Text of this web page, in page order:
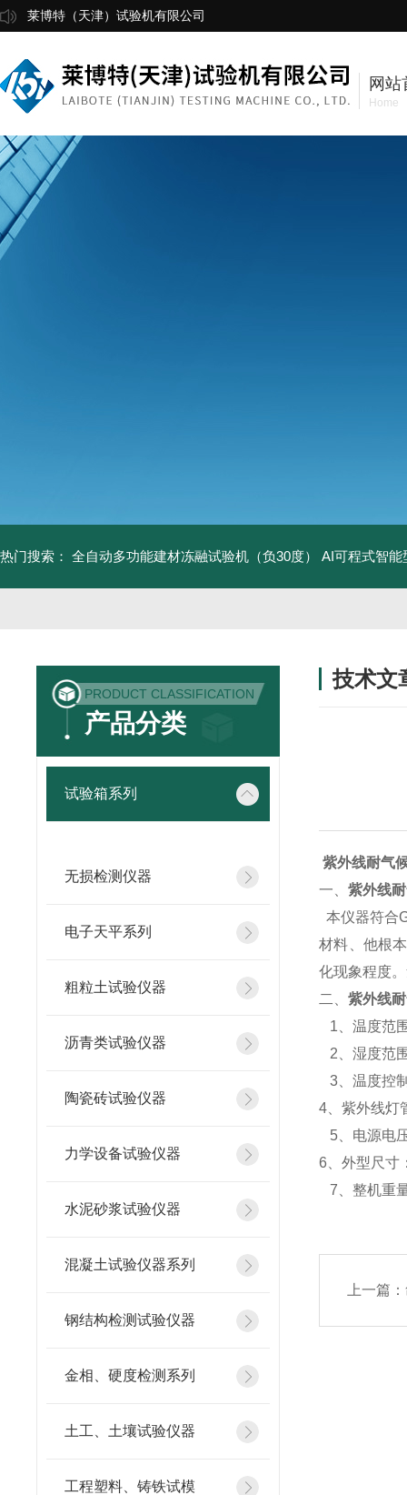
莱博特（天津）试验机有限公司
网站
Home
热门搜索： 全自动多功能建材冻融试验机（负30度） AI可程式智能
PRODUCT CLASSIFICATION
产品分类
试验箱系列
无损检测仪器
电子天平系列
粗粒土试验仪器
沥青类试验仪器
陶瓷砖试验仪器
力学设备试验仪器
水泥砂浆试验仪器
混凝土试验仪器系列
钢结构检测试验仪器
金相、硬度检测系列
土工、土壤试验仪器
工程塑料、铸铁试模
技术文
紫外线耐气
一、紫外线
本仪器符合
材料、他根
化现象程度
二、紫外线
1、温度范
2、湿度范
3、温度控
4、紫外线灯
5、电源电
6、外型尺寸
7、整机重
上一篇：